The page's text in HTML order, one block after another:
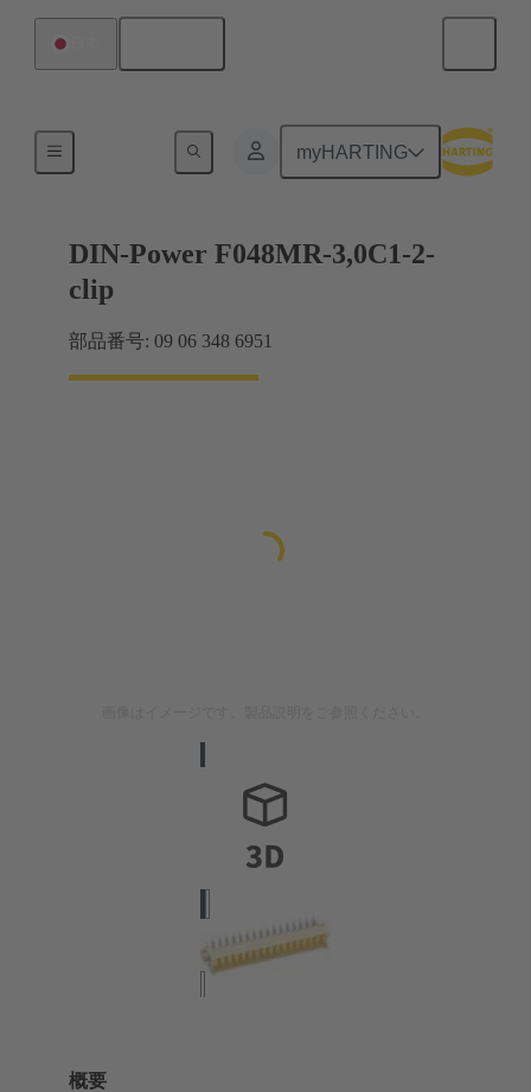
myHARTING
マザーボード ツー ドーターカード接続
DIN-Power F048MR-3,0C1-2-
clip
部品番号: 09 06 348 6951
概要